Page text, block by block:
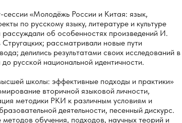
сессии «Молодёжь России и Китая: язык,
по русскому языку, литературе и культуре
рассуждали об особенностях произведений И.
рассматривали новые пути
делились результатами своих исследований в
русской национальной идентичности.
школы: эффективные подходы и практики»
вторичной языковой личности,
методики РКИ к различным условиям и
деятельности, песенный дискурс.
обучения, подходов, научных теорий и